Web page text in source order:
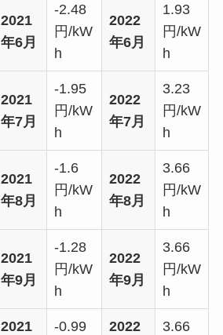
2021
年6月
-2.48
円/kW
h
2022
年6月
1.93
円/kW
h
2021
年7月
-1.95
円/kW
h
2022
年7月
3.23
円/kW
h
2021
年8月
-1.6
円/kW
h
2022
年8月
3.66
円/kW
h
2021
年9月
-1.28
円/kW
h
2022
年9月
3.66
円/kW
h
2021
-0.99
2022
3.66